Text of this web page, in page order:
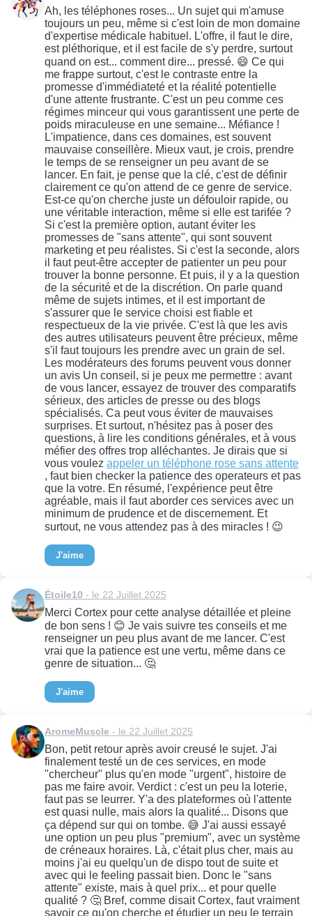
Ah, les téléphones roses... Un sujet qui m'amuse
toujours un peu, même si c'est loin de mon domaine
d'expertise médicale habituel. L'offre, il faut le dire,
est pléthorique, et il est facile de s'y perdre, surtout
quand on est... comment dire... pressé. 😄 Ce qui
me frappe surtout, c'est le contraste entre la
promesse d'immédiateté et la réalité potentielle
d'une attente frustrante. C'est un peu comme ces
régimes minceur qui vous garantissent une perte de
poids miraculeuse en une semaine... Méfiance !
L'impatience, dans ces domaines, est souvent
mauvaise conseillère. Mieux vaut, je crois, prendre
le temps de se renseigner un peu avant de se
lancer. En fait, je pense que la clé, c'est de définir
clairement ce qu'on attend de ce genre de service.
Est-ce qu'on cherche juste un défouloir rapide, ou
une véritable interaction, même si elle est tarifée ?
Si c'est la première option, autant éviter les
promesses de "sans attente", qui sont souvent
marketing et peu réalistes. Si c'est la seconde, alors
il faut peut-être accepter de patienter un peu pour
trouver la bonne personne. Et puis, il y a la question
de la sécurité et de la discrétion. On parle quand
même de sujets intimes, et il est important de
s'assurer que le service choisi est fiable et
respectueux de la vie privée. C'est là que les avis
des autres utilisateurs peuvent être précieux, même
s'il faut toujours les prendre avec un grain de sel.
Les modérateurs des forums peuvent vous donner
un avis Un conseil, si je peux me permettre : avant
de vous lancer, essayez de trouver des comparatifs
sérieux, des articles de presse ou des blogs
spécialisés. Ca peut vous éviter de mauvaises
surprises. Et surtout, n'hésitez pas à poser des
questions, à lire les conditions générales, et à vous
méfier des offres trop alléchantes. Je dirais que si
vous voulez appeler un téléphone rose sans attente
, faut bien checker la patience des operateurs et pas
que la votre. En résumé, l'expérience peut être
agréable, mais il faut aborder ces services avec un
minimum de prudence et de discernement. Et
surtout, ne vous attendez pas à des miracles ! 😉
J'aime
Étoile10 - le 22 Juillet 2025
Merci Cortex pour cette analyse détaillée et pleine
de bon sens ! 😊 Je vais suivre tes conseils et me
renseigner un peu plus avant de me lancer. C'est
vrai que la patience est une vertu, même dans ce
genre de situation... 🤔
J'aime
AromeMuscle - le 22 Juillet 2025
Bon, petit retour après avoir creusé le sujet. J'ai
finalement testé un de ces services, en mode
"chercheur" plus qu'en mode "urgent", histoire de
pas me faire avoir. Verdict : c'est un peu la loterie,
faut pas se leurrer. Y'a des plateformes où l'attente
est quasi nulle, mais alors la qualité... Disons que
ça dépend sur qui on tombe. 😅 J'ai aussi essayé
une option un peu plus "premium", avec un système
de créneaux horaires. Là, c'était plus cher, mais au
moins j'ai eu quelqu'un de dispo tout de suite et
avec qui le feeling passait bien. Donc le "sans
attente" existe, mais à quel prix... et pour quelle
qualité ? 🤔 Bref, comme disait Cortex, faut vraiment
savoir ce qu'on cherche et étudier un peu le terrain